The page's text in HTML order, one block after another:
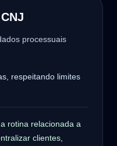
processuais
respeitando limites
rotina relacionada a
clientes,